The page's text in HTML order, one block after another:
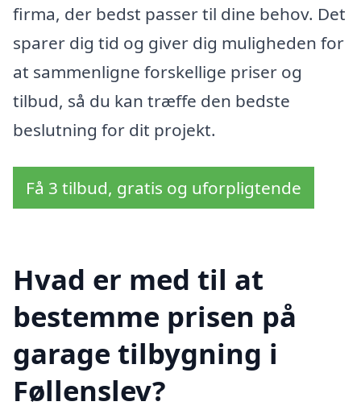
firma, der bedst passer til dine behov. Det
sparer dig tid og giver dig muligheden for
at sammenligne forskellige priser og
tilbud, så du kan træffe den bedste
beslutning for dit projekt.
Få 3 tilbud, gratis og uforpligtende
Hvad er med til at
bestemme prisen på
garage tilbygning i
Føllenslev?